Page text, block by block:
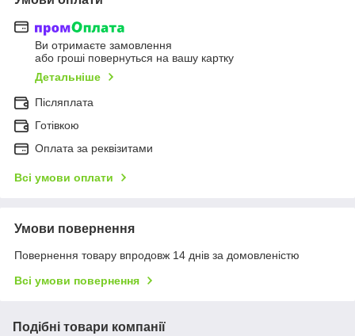
Ви отримаєте замовлення
або гроші повернуться на вашу картку
Детальніше
Післяплата
Готівкою
Оплата за реквізитами
Всі умови оплати
Умови повернення
Повернення товару впродовж 14 днів за домовленістю
Всі умови повернення
Подібні товари компанії